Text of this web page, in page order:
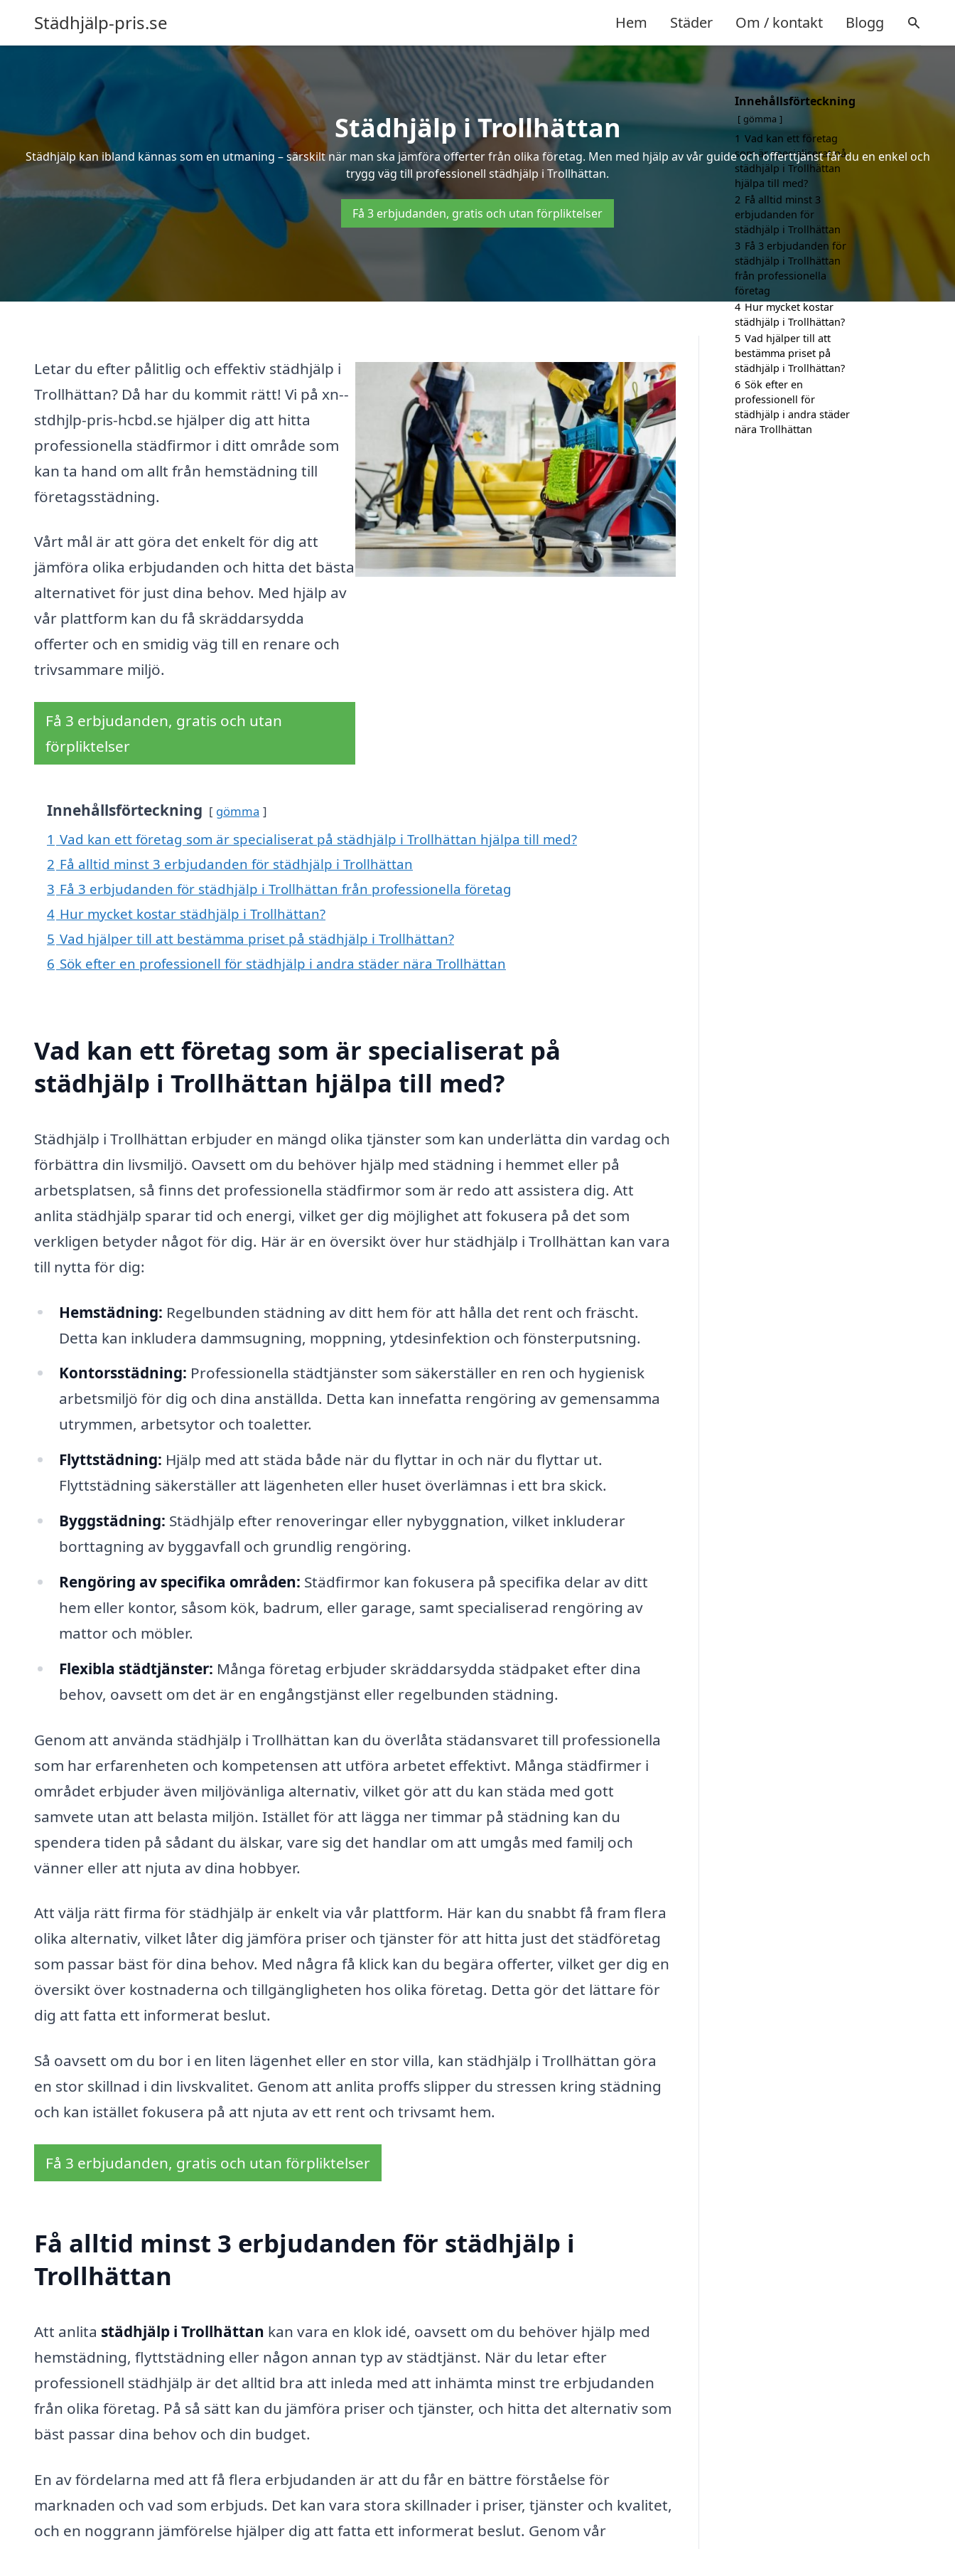
Städhjälp-pris.se Hem Städer Om / kontakt Blogg
Städhjälp i Trollhättan
Städhjälp kan ibland kännas som en utmaning – särskilt när man ska jämföra offerter från olika företag. Men med hjälp av vår guide och offerttjänst får du en enkel och
trygg väg till professionell städhjälp i Trollhättan.
Få 3 erbjudanden, gratis och utan förpliktelser
Letar du efter pålitlig och effektiv städhjälp i
Trollhättan? Då har du kommit rätt! Vi på xn--
stdhjlp-pris-hcbd.se hjälper dig att hitta
professionella städfirmor i ditt område som
kan ta hand om allt från hemstädning till
företagsstädning.
Vårt mål är att göra det enkelt för dig att
jämföra olika erbjudanden och hitta det bästa
alternativet för just dina behov. Med hjälp av
vår plattform kan du få skräddarsydda
offerter och en smidig väg till en renare och
trivsammare miljö.
Få 3 erbjudanden, gratis och utan
förpliktelser
Innehållsförteckning gömma
1 Vad kan ett företag som är specialiserat på städhjälp i Trollhättan hjälpa till med?
2 Få alltid minst 3 erbjudanden för städhjälp i Trollhättan
3 Få 3 erbjudanden för städhjälp i Trollhättan från professionella företag
4 Hur mycket kostar städhjälp i Trollhättan?
5 Vad hjälper till att bestämma priset på städhjälp i Trollhättan?
6 Sök efter en professionell för städhjälp i andra städer nära Trollhättan
Vad kan ett företag som är specialiserat på
städhjälp i Trollhättan hjälpa till med?
Städhjälp i Trollhättan erbjuder en mängd olika tjänster som kan underlätta din vardag och
förbättra din livsmiljö. Oavsett om du behöver hjälp med städning i hemmet eller på
arbetsplatsen, så finns det professionella städfirmor som är redo att assistera dig. Att
anlita städhjälp sparar tid och energi, vilket ger dig möjlighet att fokusera på det som
verkligen betyder något för dig. Här är en översikt över hur städhjälp i Trollhättan kan vara
till nytta för dig:
Hemstädning: Regelbunden städning av ditt hem för att hålla det rent och fräscht.
Detta kan inkludera dammsugning, moppning, ytdesinfektion och fönsterputsning.
Kontorsstädning: Professionella städtjänster som säkerställer en ren och hygienisk
arbetsmiljö för dig och dina anställda. Detta kan innefatta rengöring av gemensamma
utrymmen, arbetsytor och toaletter.
Flyttstädning: Hjälp med att städa både när du flyttar in och när du flyttar ut.
Flyttstädning säkerställer att lägenheten eller huset överlämnas i ett bra skick.
Byggstädning: Städhjälp efter renoveringar eller nybyggnation, vilket inkluderar
borttagning av byggavfall och grundlig rengöring.
Rengöring av specifika områden: Städfirmor kan fokusera på specifika delar av ditt
hem eller kontor, såsom kök, badrum, eller garage, samt specialiserad rengöring av
mattor och möbler.
Flexibla städtjänster: Många företag erbjuder skräddarsydda städpaket efter dina
behov, oavsett om det är en engångstjänst eller regelbunden städning.
Genom att använda städhjälp i Trollhättan kan du överlåta städansvaret till professionella
som har erfarenheten och kompetensen att utföra arbetet effektivt. Många städfirmer i
området erbjuder även miljövänliga alternativ, vilket gör att du kan städa med gott
samvete utan att belasta miljön. Istället för att lägga ner timmar på städning kan du
spendera tiden på sådant du älskar, vare sig det handlar om att umgås med familj och
vänner eller att njuta av dina hobbyer.
Att välja rätt firma för städhjälp är enkelt via vår plattform. Här kan du snabbt få fram flera
olika alternativ, vilket låter dig jämföra priser och tjänster för att hitta just det städföretag
som passar bäst för dina behov. Med några få klick kan du begära offerter, vilket ger dig en
översikt över kostnaderna och tillgängligheten hos olika företag. Detta gör det lättare för
dig att fatta ett informerat beslut.
Så oavsett om du bor i en liten lägenhet eller en stor villa, kan städhjälp i Trollhättan göra
en stor skillnad i din livskvalitet. Genom att anlita proffs slipper du stressen kring städning
och kan istället fokusera på att njuta av ett rent och trivsamt hem.
Få 3 erbjudanden, gratis och utan förpliktelser
Få alltid minst 3 erbjudanden för städhjälp i
Trollhättan
Att anlita städhjälp i Trollhättan kan vara en klok idé, oavsett om du behöver hjälp med
hemstädning, flyttstädning eller någon annan typ av städtjänst. När du letar efter
professionell städhjälp är det alltid bra att inleda med att inhämta minst tre erbjudanden
från olika företag. På så sätt kan du jämföra priser och tjänster, och hitta det alternativ som
bäst passar dina behov och din budget.
En av fördelarna med att få flera erbjudanden är att du får en bättre förståelse för
marknaden och vad som erbjuds. Det kan vara stora skillnader i priser, tjänster och kvalitet,
och en noggrann jämförelse hjälper dig att fatta ett informerat beslut. Genom vår
Innehållsförteckning
gömma
1 Vad kan ett företag
som är specialiserat på
städhjälp i Trollhättan
hjälpa till med?
2 Få alltid minst 3
erbjudanden för
städhjälp i Trollhättan
3 Få 3 erbjudanden för
städhjälp i Trollhättan
från professionella
företag
4 Hur mycket kostar
städhjälp i Trollhättan?
5 Vad hjälper till att
bestämma priset på
städhjälp i Trollhättan?
6 Sök efter en
professionell för
städhjälp i andra städer
nära Trollhättan